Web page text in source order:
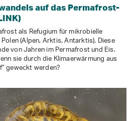
auf das Permafrost-
als Refugium für mikrobielle
(Alpen, Arktis, Antarktis). Diese
von Jahren im Permafrost und Eis.
sie durch die Klimaerwärmung aus
geweckt werden?